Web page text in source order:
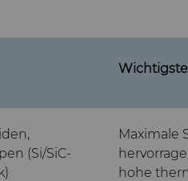
(Si/SiC-
Maximale
hohe